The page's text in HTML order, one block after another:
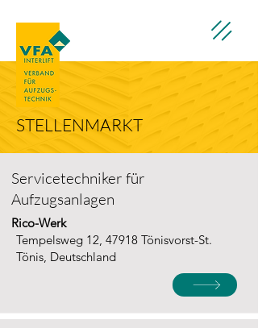
STELLENMARKT
Servicetechniker für
Aufzugsanlagen
Rico-Werk
Tempelsweg 12, 47918 Tönisvorst-St.
Tönis, Deutschland